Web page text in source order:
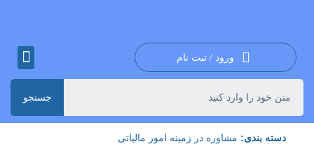
ورود / ثبت نام
جستجو
دسته بندی: مشاوره در زمینه امور مالیاتی